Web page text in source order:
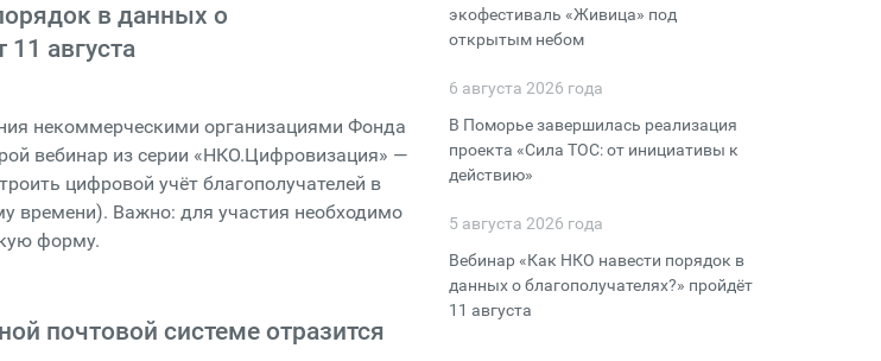
в данных о
11 августа
некоммерческими организациями Фонда
вебинар из серии «НКО.Цифровизация» —
цифровой учёт благополучателей в
времени). Важно: для участия необходимо
форму.
почтовой системе отразится
экофестиваль «Живица» под
открытым небом
6 августа 2026 года
В Поморье завершилась реализация
проекта «Сила ТОС: от инициативы к
действию»
5 августа 2026 года
Вебинар «Как НКО навести порядок в
данных о благополучателях?» пройдёт
11 августа